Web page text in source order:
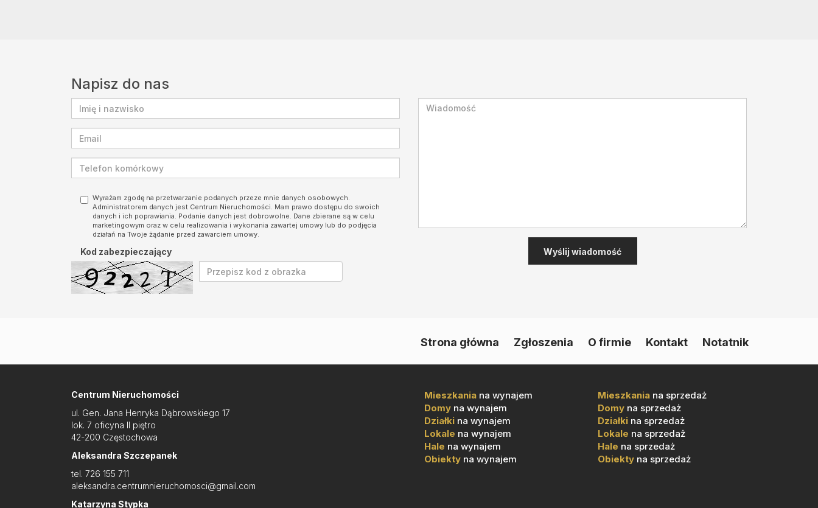
Napisz do nas
Wyrażam zgodę na przetwarzanie podanych przeze mnie danych osobowych.
Administratorem danych jest Centrum Nieruchomości. Mam prawo dostępu do swoich
danych i ich poprawiania. Podanie danych jest dobrowolne. Dane zbierane są w celu
marketingowym oraz w celu realizowania i wykonania zawartej umowy lub do podjęcia
działań na Twoje żądanie przed zawarciem umowy.
Kod zabezpieczający
Strona główna Zgłoszenia O firmie Kontakt Notatnik
Centrum Nieruchomości
ul. Gen. Jana Henryka Dąbrowskiego 17
lok. 7 oficyna II piętro
42-200 Częstochowa
Aleksandra Szczepanek
tel. 726 155 711
aleksandra.centrumnieruchomosci@gmail.com
Katarzyna Stypka
Mieszkania na wynajem
Domy na wynajem
Działki na wynajem
Lokale na wynajem
Hale na wynajem
Obiekty na wynajem
Mieszkania na sprzedaż
Domy na sprzedaż
Działki na sprzedaż
Lokale na sprzedaż
Hale na sprzedaż
Obiekty na sprzedaż